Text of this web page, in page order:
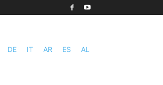
DE IT AR ES AL